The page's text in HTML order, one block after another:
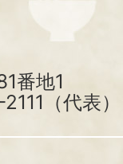
番地1
（代表）